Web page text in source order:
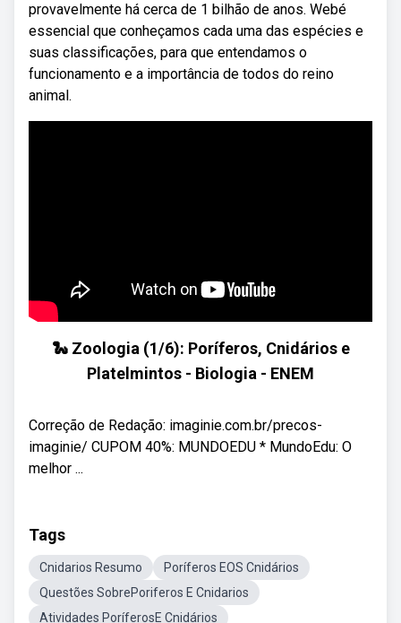
provavelmente há cerca de 1 bilhão de anos. Webé
essencial que conheçamos cada uma das espécies e
suas classificações, para que entendamos o
funcionamento e a importância de todos do reino
animal.
🐍 Zoologia (1/6): Poríferos, Cnidários e
Platelmintos - Biologia - ENEM
Correção de Redação: imaginie.com.br/precos-
imaginie/ CUPOM 40%: MUNDOEDU * MundoEdu: O
melhor ...
Tags
Cnidarios Resumo
Poríferos EOS Cnidários
Questões SobrePoriferos E Cnidarios
Atividades PoríferosE Cnidários